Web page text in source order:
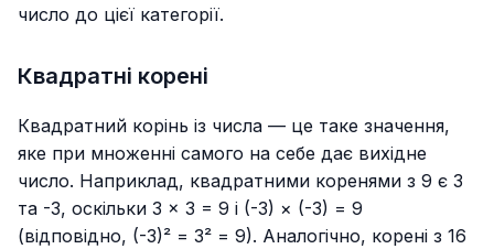
число до цієї категорії.
Квадратні корені
Квадратний корінь із числа — це таке значення,
яке при множенні самого на себе дає вихідне
число. Наприклад, квадратними коренями з 9 є 3
та -3, оскільки 3 × 3 = 9 і (-3) × (-3) = 9
(відповідно, (-3)² = 3² = 9). Аналогічно, корені з 16